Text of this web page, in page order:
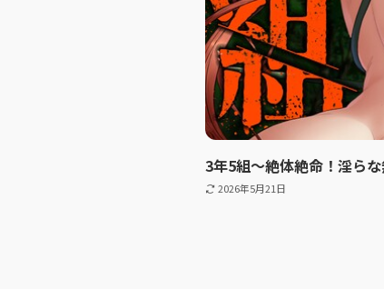
3年5組〜絶体絶命！淫ら
2026年5月21日